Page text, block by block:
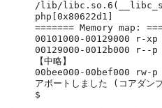
/lib/
php[0x80622d1]
======= Memory map:
00101000-00129000 r-
00129000-0012b000
【中略】
00bee000-00bef000
アボートしました (コアダン